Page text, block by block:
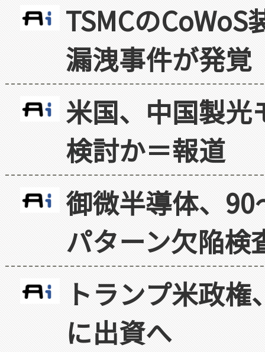
TSMCの
漏洩事件が発覚
米国、中国製光
検討か＝報道
御微半導体、
パターン欠陥検
トランプ米政
に出資へ